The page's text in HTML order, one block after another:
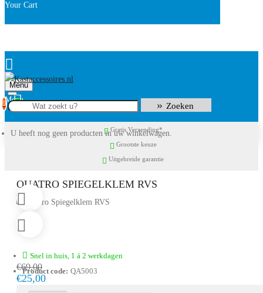
Your Cart
Menu
0
U heeft nog geen producten in uw winkelwagen.
Zoeken
Gratis Verzending*
Grootste keuze
Uitgebreide garantie
QUATRO SPIEGELKLEM RVS
Snel in huis, 1 á 2 werkdagen
Product code: QA5003
€69,00
€25,00